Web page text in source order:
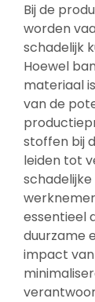
Bij de
worden
schadelijk
Hoewel
materiaal
van de
stoffen bij
leiden tot
essentieel
duurzame
impact